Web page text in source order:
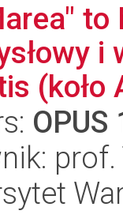
(koło
OPUS